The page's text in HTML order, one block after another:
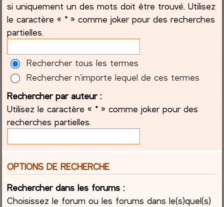
si uniquement un des mots doit être trouvé. Utilisez
le caractère « * » comme joker pour des recherches
partielles.
Rechercher tous les termes
Rechercher n’importe lequel de ces termes
Rechercher par auteur :
Utilisez le caractère « * » comme joker pour des
recherches partielles.
OPTIONS DE RECHERCHE
Rechercher dans les forums :
Choisissez le forum ou les forums dans le(s)quel(s)